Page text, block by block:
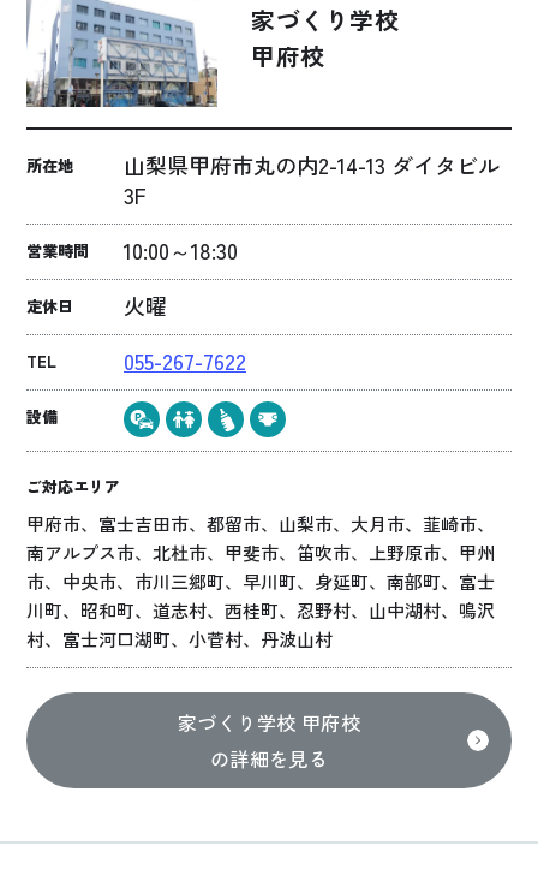
家づくり学校
甲府校
所在地
山梨県甲府市丸の内2-14-13 ダイタビル
3F
営業時間 10:00～18:30
定休日 火曜
TEL 055-267-7622
設備
ご対応エリア
甲府市、富士吉田市、都留市、山梨市、大月市、韮崎市、
南アルプス市、北杜市、甲斐市、笛吹市、上野原市、甲州
市、中央市、市川三郷町、早川町、身延町、南部町、富士
川町、昭和町、道志村、西桂町、忍野村、山中湖村、鳴沢
村、富士河口湖町、小菅村、丹波山村
家づくり学校 甲府校
の詳細を見る